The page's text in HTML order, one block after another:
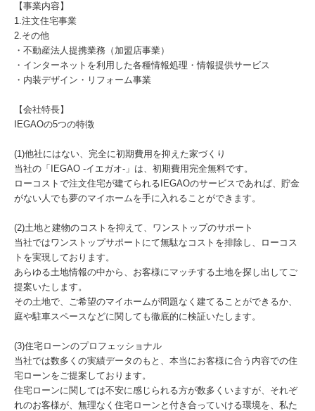
【事業内容】
1.注文住宅事業
2.その他
・不動産法人提携業務（加盟店事業）
・インターネットを利用した各種情報処理・情報提供サービス
・内装デザイン・リフォーム事業
【会社特長】
IEGAOの5つの特徴
(1)他社にはない、完全に初期費用を抑えた家づくり
当社の「IEGAO -イエガオ-」は、初期費用完全無料です。
ローコストで注文住宅が建てられるIEGAOのサービスであれば、貯金
がない人でも夢のマイホームを手に入れることができます。
(2)土地と建物のコストを抑えて、ワンストップのサポート
当社ではワンストップサポートにて無駄なコストを排除し、ローコス
トを実現しております。
あらゆる土地情報の中から、お客様にマッチする土地を探し出してご
提案いたします。
その土地で、ご希望のマイホームが問題なく建てることができるか、
庭や駐車スペースなどに関しても徹底的に検証いたします。
(3)住宅ローンのプロフェッショナル
当社では数多くの実績データのもと、本当にお客様に合う内容での住
宅ローンをご提案しております。
住宅ローンに関しては不安に感じられる方が数多くいますが、それぞ
れのお客様が、無理なく住宅ローンと付き合っていける環境を、私た